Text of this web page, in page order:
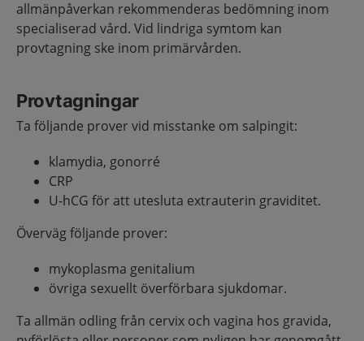
allmänpåverkan rekommenderas bedömning inom
specialiserad vård. Vid lindriga symtom kan
provtagning ske inom primärvården.
Provtagningar
Ta följande prover vid misstanke om salpingit:
klamydia, gonorré
CRP
U-hCG för att utesluta extrauterin graviditet.
Överväg följande prover:
mykoplasma genitalium
övriga sexuellt överförbara sjukdomar.
Ta allmän odling från cervix och vagina hos gravida,